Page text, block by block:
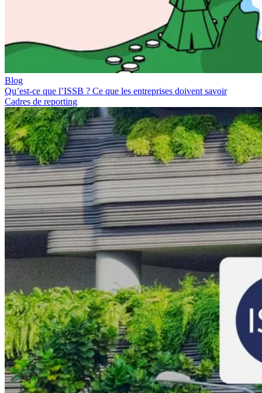
Blog
Qu’est-ce que l’ISSB ? Ce que les entreprises doivent savoir
Cadres de reporting